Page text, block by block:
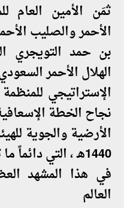
ثمَن الأمين العام
الأحمر والصليب
بن حمد التويجري
الهلال الأحمر
الإستراتيجي
نجاح الخطة
الأرضية والجوية
1440هـ ، التي دائماً ما تؤكد تميزها
في هذا المشهد
العالم